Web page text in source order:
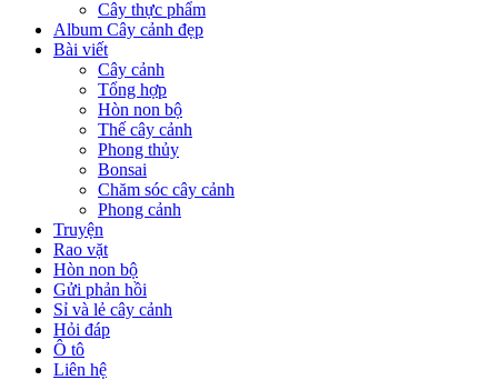
Cây thực phẩm
Album Cây cảnh đẹp
Bài viết
Cây cảnh
Tổng hợp
Hòn non bộ
Thế cây cảnh
Phong thủy
Bonsai
Chăm sóc cây cảnh
Phong cảnh
Truyện
Rao vặt
Hòn non bộ
Gửi phản hồi
Sỉ và lẻ cây cảnh
Hỏi đáp
Ô tô
Liên hệ